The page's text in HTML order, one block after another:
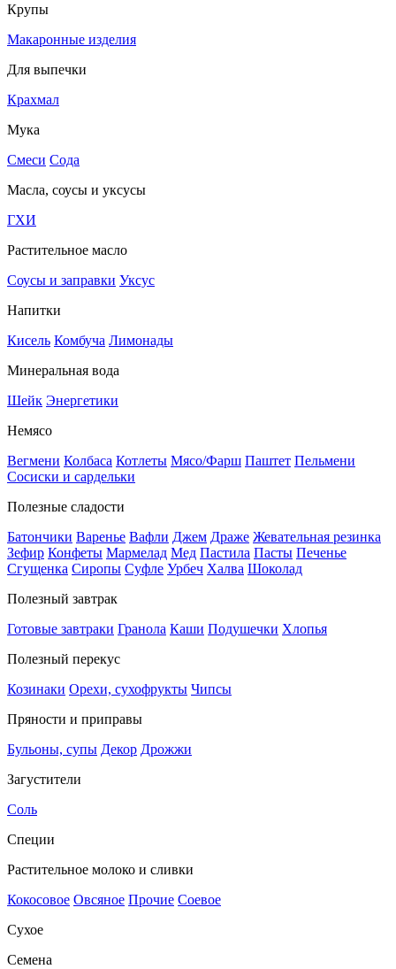
Крупы
Макаронные изделия
Для выпечки
Крахмал
Мука
Смеси Сода
Масла, соусы и уксусы
ГХИ
Растительное масло
Соусы и заправки Уксус
Напитки
Кисель Комбуча Лимонады
Минеральная вода
Шейк Энергетики
Немясо
Вегмени Колбаса Котлеты Мясо/Фарш Паштет Пельмени
Сосиски и сардельки
Полезные сладости
Батончики Варенье Вафли Джем Драже Жевательная резинка
Зефир Конфеты Мармелад Мед Пастила Пасты Печенье
Сгущенка Сиропы Суфле Урбеч Халва Шоколад
Полезный завтрак
Готовые завтраки Гранола Каши Подушечки Хлопья
Полезный перекус
Козинаки Орехи, сухофрукты Чипсы
Пряности и приправы
Бульоны, супы Декор Дрожжи
Загустители
Соль
Специи
Растительное молоко и сливки
Кокосовое Овсяное Прочие Соевое
Сухое
Семена